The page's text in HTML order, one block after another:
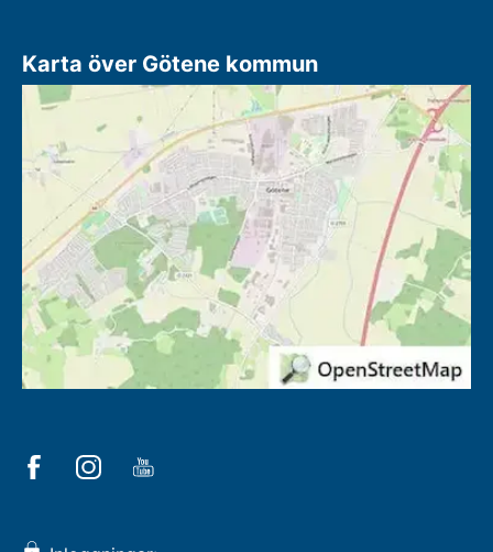
Karta över Götene kommun